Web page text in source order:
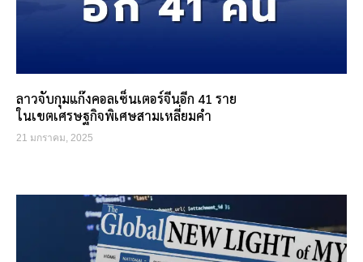
ลาวจับกุมแก๊งคอลเซ็นเตอร์จีนอีก 41 ราย
ในเขตเศรษฐกิจพิเศษสามเหลี่ยมคำ
21 มกราคม, 2025